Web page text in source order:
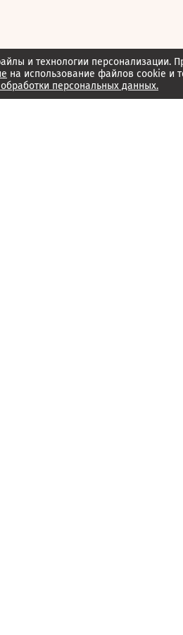
и технологии персонализации.
на использование файлов cookie и
персональных данных.